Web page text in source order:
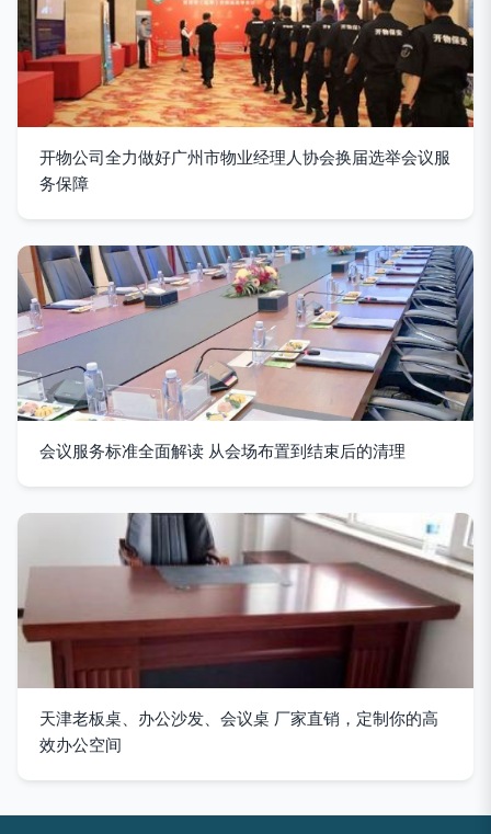
开物公司全力做好广州市物业经理人协会换届选举会议服
务保障
会议服务标准全面解读 从会场布置到结束后的清理
天津老板桌、办公沙发、会议桌 厂家直销，定制你的高
效办公空间